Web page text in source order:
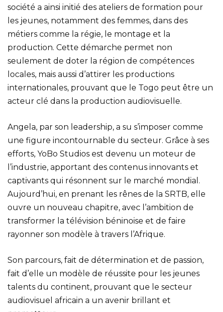
société a ainsi initié des ateliers de formation pour
les jeunes, notamment des femmes, dans des
métiers comme la régie, le montage et la
production. Cette démarche permet non
seulement de doter la région de compétences
locales, mais aussi d’attirer les productions
internationales, prouvant que le Togo peut être un
acteur clé dans la production audiovisuelle.
Angela, par son leadership, a su s’imposer comme
une figure incontournable du secteur. Grâce à ses
efforts, YoBo Studios est devenu un moteur de
l’industrie, apportant des contenus innovants et
captivants qui résonnent sur le marché mondial.
Aujourd’hui, en prenant les rênes de la SRTB, elle
ouvre un nouveau chapitre, avec l’ambition de
transformer la télévision béninoise et de faire
rayonner son modèle à travers l’Afrique.
Son parcours, fait de détermination et de passion,
fait d’elle un modèle de réussite pour les jeunes
talents du continent, prouvant que le secteur
audiovisuel africain a un avenir brillant et